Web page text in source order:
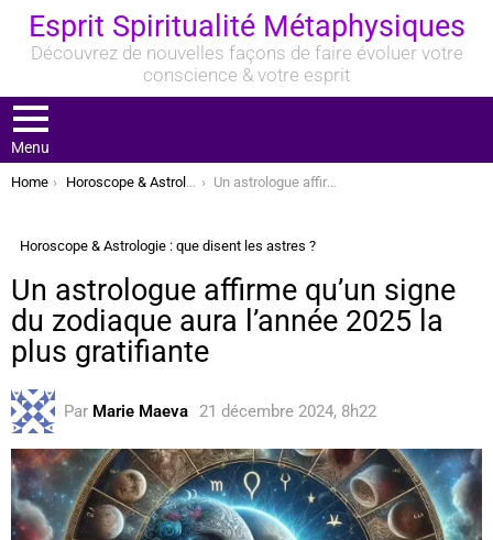
Esprit Spiritualité Métaphysiques
Découvrez de nouvelles façons de faire évoluer votre
conscience & votre esprit
Menu
You are here:
Home Horoscope & Astrologie : que disent les astres ? Un astrologue affirme qu’un signe du zodiaque aura l’année 2025 la plus gratifiante
Horoscope & Astrologie : que disent les astres ?
Un astrologue affirme qu’un signe
du zodiaque aura l’année 2025 la
plus gratifiante
Par Marie Maeva 21 décembre 2024, 8h22